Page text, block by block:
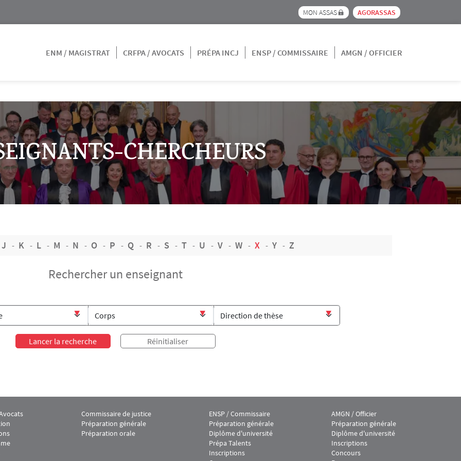
Menu pre_header IEJ
MON ASSAS AGORASSAS
ENM / MAGISTRAT
CRFPA / AVOCATS PRÉPA INCJ ENSP / COMMISSAIRE AMGN / OFFICIER
CHERCHEURS
J K L M N O P Q R S T U V W X Y Z
Rechercher un enseignant
IEJ 2 Menu footer IEJ 3
Commissaire de justice
Préparation générale
Préparation orale
Menu footer IEJ 4
ENSP / Commissaire
Préparation générale
Diplôme d'université
Prépa Talents
Inscriptions
Menu footer IEJ 5
AMGN / Officier
Préparation générale
Diplôme d'université
Inscriptions
Concours